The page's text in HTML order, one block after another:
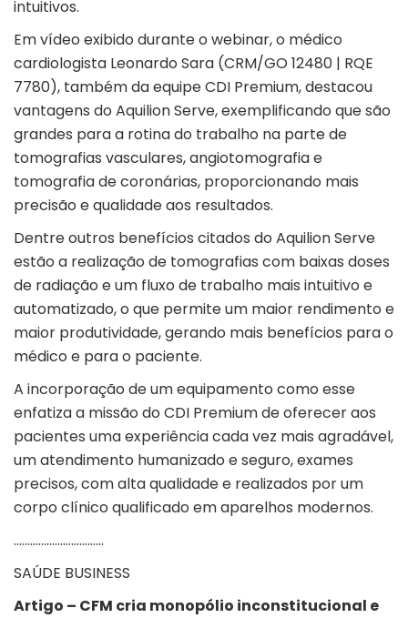
intuitivos.
Em vídeo exibido durante o webinar, o médico
cardiologista Leonardo Sara (CRM/GO 12480 | RQE
7780), também da equipe CDI Premium, destacou
vantagens do Aquilion Serve, exemplificando que são
grandes para a rotina do trabalho na parte de
tomografias vasculares, angiotomografia e
tomografia de coronárias, proporcionando mais
precisão e qualidade aos resultados.
Dentre outros benefícios citados do Aquilion Serve
estão a realização de tomografias com baixas doses
de radiação e um fluxo de trabalho mais intuitivo e
automatizado, o que permite um maior rendimento e
maior produtividade, gerando mais benefícios para o
médico e para o paciente.
A incorporação de um equipamento como esse
enfatiza a missão do CDI Premium de oferecer aos
pacientes uma experiência cada vez mais agradável,
um atendimento humanizado e seguro, exames
precisos, com alta qualidade e realizados por um
corpo clínico qualificado em aparelhos modernos.
……………………………
SAÚDE BUSINESS
Artigo – CFM cria monopólio inconstitucional e